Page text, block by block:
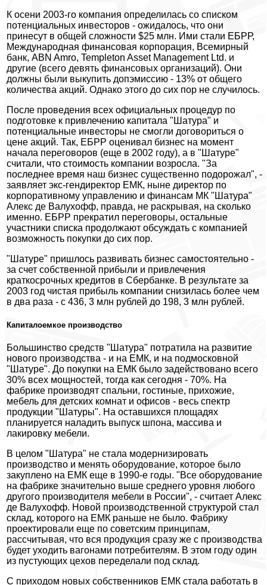
К осени 2003-го компания определилась со списком
потенциальных инвесторов - ожидалось, что они
принесут в общей сложности $25 млн. Ими стали ЕБРР,
Международная финансовая корпорация, Всемирный
банк, ABN Amro, Templeton Asset Management Ltd. и
другие (всего девять финансовых организаций). Они
должны были выкупить допэмиссию - 13% от общего
количества акций. Однако этого до сих пор не случилось.
После проведения всех официальных процедур по
подготовке к привлечению капитала "Шатура" и
потенциальные инвесторы не смогли договориться о
цене акций. Так, ЕБРР оценивал бизнес на момент
начала переговоров (еще в 2002 году), а в "Шатуре"
считали, что стоимость компании возросла. "За
последнее время наш бизнес существенно подорожал", -
заявляет экс-гендиректор ЕМК, ныне директор по
корпоративному управлению и финансам МК "Шатура"
Алекс де Валухофф, правда, не раскрывая, на сколько
именно. ЕБРР прекратил переговоры, остальные
участники списка продолжают обсуждать с компанией
возможность покупки до сих пор.
"Шатуре" пришлось развивать бизнес самостоятельно -
за счет собственной прибыли и привлечения
краткосрочных кредитов в Сбербанке. В результате за
2003 год чистая прибыль компании снизилась более чем
в два раза - с 436, 3 млн рублей до 198, 3 млн рублей.
Капиталоемкое производство
Большинство средств "Шатура" потратила на развитие
нового производства - и на ЕМК, и на подмосковной
"Шатуре". До покупки на ЕМК было задействовано всего
30% всех мощностей, тогда как сегодня - 70%. На
фабрике производят спальни, гостиные, прихожие,
мебель для детских комнат и офисов - весь спектр
продукции "Шатуры". На оставшихся площадях
планируется наладить выпуск шпона, массива и
лакировку мебели.
В целом "Шатура" не стала модернизировать
производство и менять оборудование, которое было
закуплено на ЕМК еще в 1990-е годы. "Все оборудование
на фабрике значительно выше среднего уровня любого
другого производителя мебели в России", - считает Алекс
де Валухофф. Новой производственной структурой стал
склад, которого на ЕМК раньше не было. Фабрику
проектировали еще по советским принципам,
рассчитывая, что вся продукция сразу же с производства
будет уходить вагонами потребителям. В этом году один
из пустующих цехов переделали под склад.
С приходом новых собственников ЕМК стала работать в